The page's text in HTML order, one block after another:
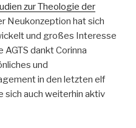
zur Theologie der
Neukonzeption hat sich
und großes Interesse
dankt Corinna
und
in den letzten elf
sich auch weiterhin aktiv